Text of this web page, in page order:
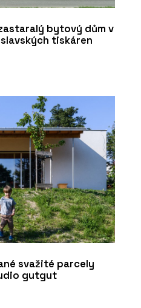
bytový dům v
tiskáren
svažité parcely
gutgut